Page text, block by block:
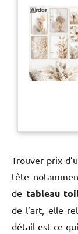
Trouver prix
tête
de tableau
de l’art, elle
détail est ce